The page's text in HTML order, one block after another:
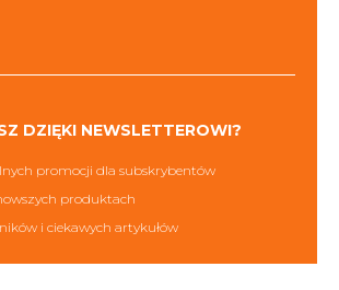
DZIĘKI NEWSLETTEROWI?
promocji dla subskrybentów
produktach
i ciekawych artykułów